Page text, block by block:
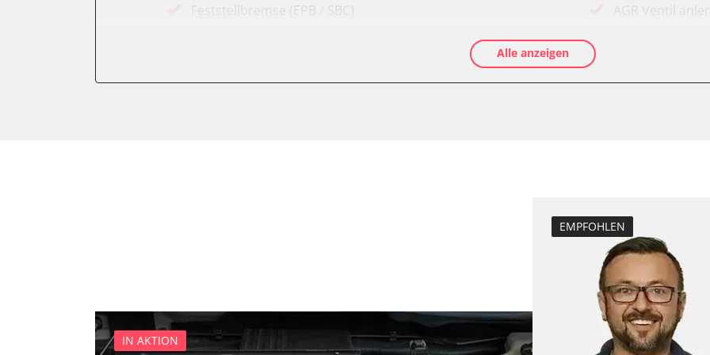
Feststellbremse (EPB / SBC)
AGR Ventil
Grundeinstellung
Injektor
Injektoren
Kodierung der
Kodierung
Alle anzeigen
IN AKTION
EMPFOHLEN